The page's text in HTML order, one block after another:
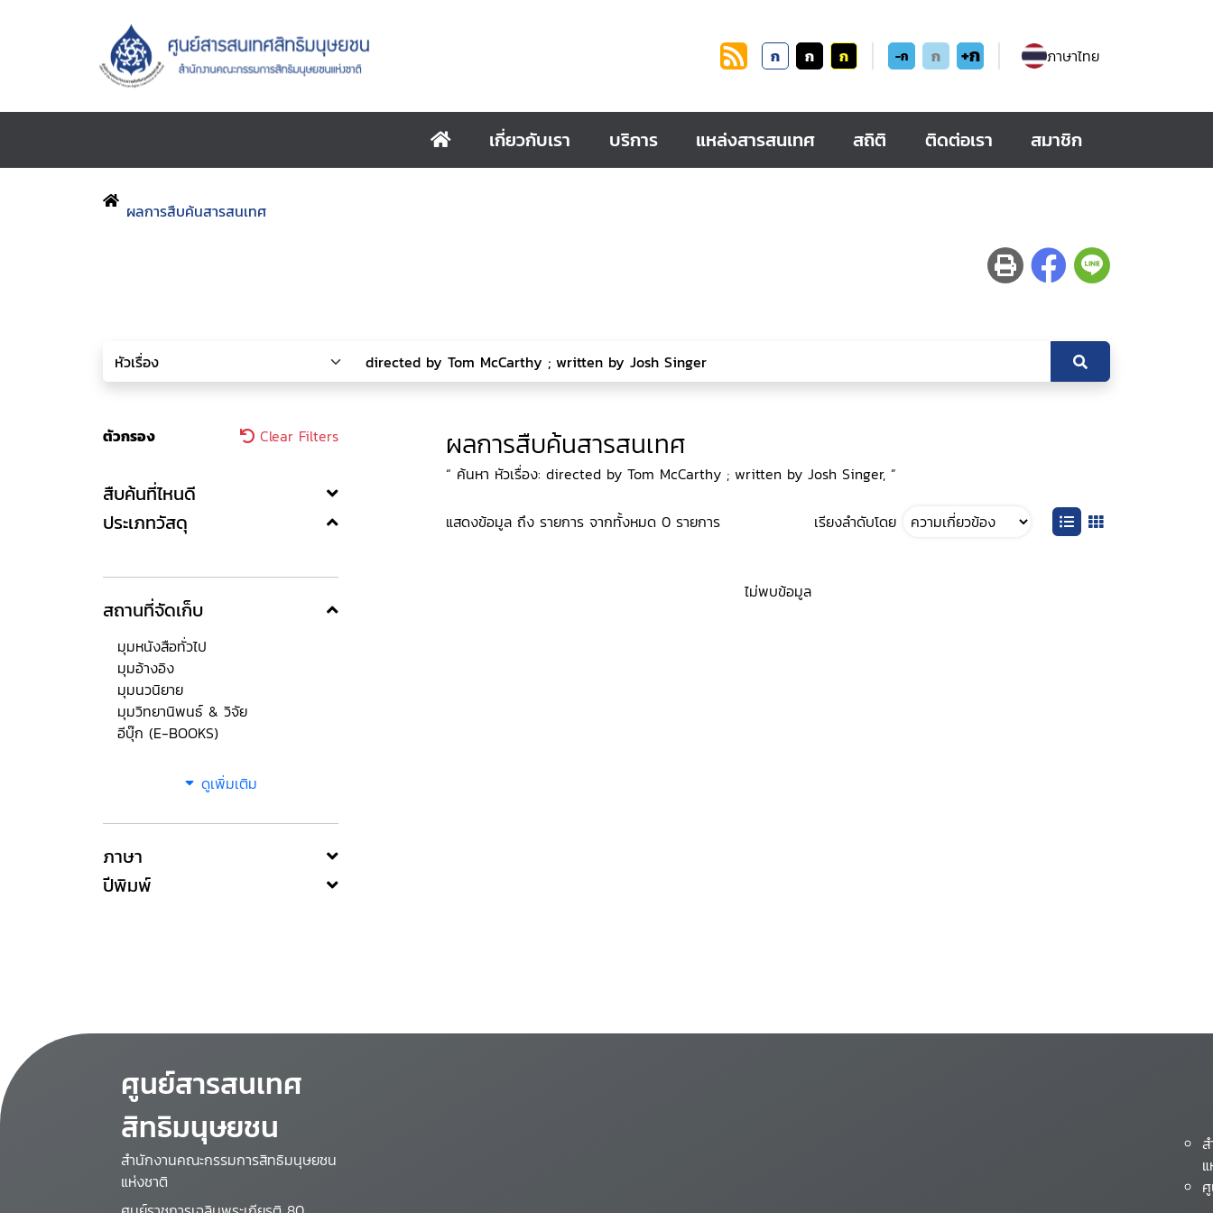
ก ก ก -ก ก +ก ภาษาไทย
เกี่ยวกับเรา บริการ แหล่งสารสนเทศ สถิติ ติดต่อเรา สมาชิก
ผลการสืบค้นสารสนเทศ
ตัวกรอง Clear Filters
สืบค้นที่ไหนดี
ประเภทวัสดุ
สถานที่จัดเก็บ
มุมหนังสือทั่วไป
มุมอ้างอิง
มุมนวนิยาย
มุมวิทยานิพนธ์ & วิจัย
อีบุ๊ก (E-BOOKS)
ดูเพิ่มเติม
ภาษา
ปีพิมพ์
ผลการสืบค้นสารสนเทศ
“ ค้นหา หัวเรื่อง: directed by Tom McCarthy ; written by Josh Singer, ”
แสดงข้อมูล ถึง รายการ จากทั้งหมด 0 รายการ เรียงลำดับโดย
ไม่พบข้อมูล
ศูนย์สารสนเทศ
สิทธิมนุษยชน
สำนักงานคณะกรรมการสิทธิมนุษยชน
แห่งชาติ